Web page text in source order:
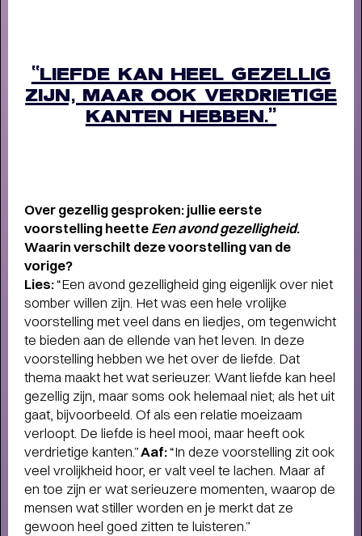
“LIEFDE KAN HEEL GEZELLIG
ZIJN, MAAR OOK VERDRIETIGE
KANTEN HEBBEN.”
Over gezellig gesproken: jullieeerste
voorstelling heetteEen avondgezelligheid.
Waarin verschilt dezevoorstelling van de
vorige?
Lies:“Een avond gezelligheid ging eigenlijk over niet
somber willen zijn. Het was een hele vrolijke
voorstelling met veel dans en liedjes, om tegenwicht
te bieden aan de ellende van het leven. In deze
voorstelling hebben we het over de liefde. Dat
thema maakt het wat serieuzer. Want liefde kan heel
gezellig zijn, maar soms ook helemaal niet; als het uit
gaat, bijvoorbeeld. Of als een relatie moeizaam
verloopt. De liefde is heel mooi, maar heeft ook
verdrietige kanten.”Aaf:“In deze voorstelling zit ook
veel vrolijkheid hoor, er valt veel te lachen. Maar af
en toe zijn er wat serieuzere momenten, waarop de
mensen wat stiller worden en je merkt dat ze
gewoon heel goed zitten te luisteren.”